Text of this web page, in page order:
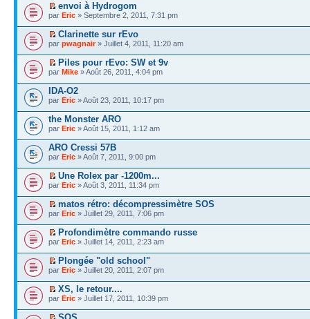
envoi à Hydrogom
par Eric » Septembre 2, 2011, 7:31 pm
Clarinette sur rEvo
par pwagnair» Juillet 4, 2011, 11:20 am
Piles pour rEvo: SW et 9v
par Mike » Août 26, 2011, 4:04 pm
IDA-O2
par Eric » Août 23, 2011, 10:17 pm
the Monster ARO
par Eric » Août 15, 2011, 1:12 am
ARO Cressi 57B
par Eric » Août 7, 2011, 9:00 pm
Une Rolex par -1200m...
par Eric » Août 3, 2011, 11:34 pm
matos rétro: décompressimètre SOS
par Eric » Juillet 29, 2011, 7:06 pm
Profondimètre commando russe
par Eric » Juillet 14, 2011, 2:23 am
Plongée "old school"
par Eric » Juillet 20, 2011, 2:07 pm
XS, le retour....
par Eric » Juillet 17, 2011, 10:39 pm